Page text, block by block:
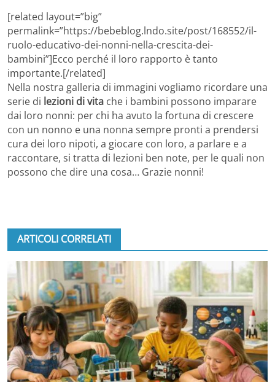
[related layout=”big”
permalink=”https://bebeblog.lndo.site/post/168552/il-
ruolo-educativo-dei-nonni-nella-crescita-dei-
bambini”]Ecco perché il loro rapporto è tanto
importante.[/related]
Nella nostra galleria di immagini vogliamo ricordare una
serie di lezioni di vita che i bambini possono imparare
dai loro nonni: per chi ha avuto la fortuna di crescere
con un nonno e una nonna sempre pronti a prendersi
cura dei loro nipoti, a giocare con loro, a parlare e a
raccontare, si tratta di lezioni ben note, per le quali non
possono che dire una cosa… Grazie nonni!
ARTICOLI CORRELATI